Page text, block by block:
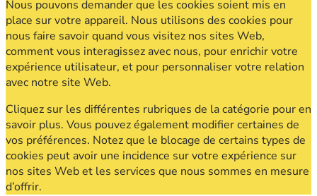
Nous pouvons demander que les cookies soient mis en
place sur votre appareil. Nous utilisons des cookies pour
nous faire savoir quand vous visitez nos sites Web,
comment vous interagissez avec nous, pour enrichir votre
expérience utilisateur, et pour personnaliser votre relation
avec notre site Web.
Cliquez sur les différentes rubriques de la catégorie pour en
savoir plus. Vous pouvez également modifier certaines de
vos préférences. Notez que le blocage de certains types de
cookies peut avoir une incidence sur votre expérience sur
nos sites Web et les services que nous sommes en mesure
d’offrir.